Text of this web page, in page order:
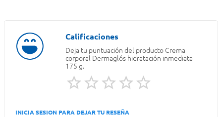
Deja tu puntuación del producto Crema
corporal Dermaglós hidratación inmediata
175 g.
INICIA SESION PARA DEJAR TU RESEÑA